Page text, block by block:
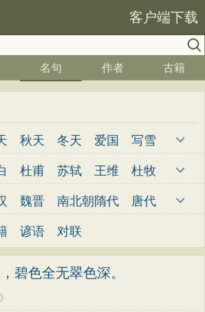
客户端下载
名句 作者 古籍
秋天 冬天 爱国
写雪
思乡 离别 月亮
梅花
边塞 柳树
伤感 田园 写云
杜甫 苏轼 王维
杜牧
元稹 韩愈 岑参
齐己
许浑 罗隐 贯休
韦庄
张祜 王建 晏殊
魏晋 南北朝 隋代
唐代
金朝 元代
谚语 对联
碧色全无翠色深。